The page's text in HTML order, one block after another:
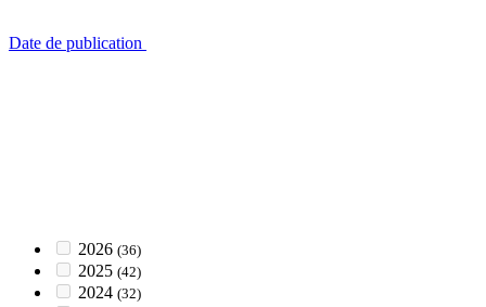
Date de publication
2026 (36)
2025 (42)
2024 (32)